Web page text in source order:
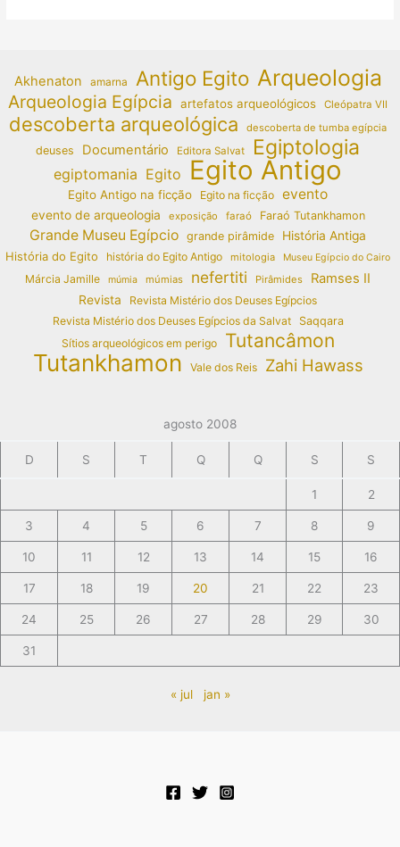
Akhenaton amarna Antigo Egito Arqueologia
Arqueologia Egípcia artefatos arqueológicos Cleópatra VII
descoberta arqueológica descoberta de tumba egípcia
deuses Documentário Editora Salvat Egiptologia
egiptomania Egito Egito Antigo
Egito Antigo na ficção Egito na ficção evento
evento de arqueologia exposição faraó Faraó Tutankhamon
Grande Museu Egípcio grande pirâmide
História Antiga
História do Egito
história do Egito Antigo mitologia Museu Egípcio do Cairo
Márcia Jamille múmia múmias nefertiti Pirâmides Ramses II
Revista
Revista Mistério dos Deuses Egípcios
Revista Mistério dos Deuses Egípcios da Salvat
Saqqara
Sítios arqueológicos em perigo
Tutancâmon
Tutankhamon Vale dos Reis Zahi Hawass
agosto 2008
D S T Q Q S S
1 2
3 4 5 6 7 8 9
10 11 12 13 14 15 16
17 18 19 20 21 22 23
24 25 26 27 28 29 30
31
« jul jan »